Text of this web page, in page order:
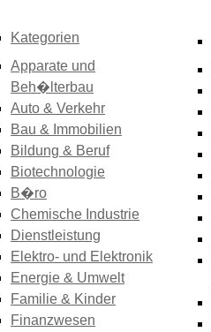
Kategorien
Apparate und
Beh�lterbau
Auto & Verkehr
Bau & Immobilien
Bildung & Beruf
Biotechnologie
B�ro
Chemische Industrie
Dienstleistung
Elektro- und Elektronik
Energie & Umwelt
Familie & Kinder
Finanzwesen